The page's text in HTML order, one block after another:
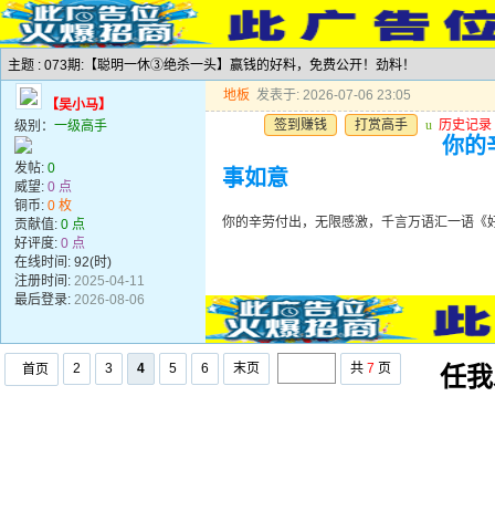
主题 : 073期:【聪明一休③绝杀一头】赢钱的好料，免费公开！劲料！
【吴小马】
级别： 一级高手
发帖: 0
威望: 0 点
铜币: 0 枚
贡献值: 0 点
好评度: 0 点
在线时间: 92(时)
注册时间: 2025-04-11
最后登录: 2026-08-06
地板 发表于: 2026-07-06 23:05
签到赚钱
打赏高手 u 历史记录
你的
事如意
你的辛劳付出，无限感激，千言万语汇一语《
首页 2 3 4 5 6 末页 共 7 页 任我